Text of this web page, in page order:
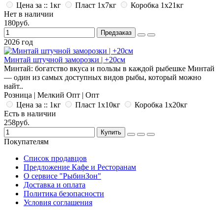
Цена за :: 1кг
Пласт 1x7кг
Коробка 1x21кг
Нет в наличии
180руб.
Предзаказ
2026 год
Минтай штучной заморозки | +20см
Минтай: богатство вкуса и пользы в каждой рыбешке Минтай
— один из самых доступных видов рыбы, который можно
найт..
Розница | Мелкий Опт | Опт
Цена за :: 1кг
Пласт 1x10кг
Коробка 1x20кг
Есть в наличии
258руб.
Купить
Покупателям
Список продавцов
Предложение Кафе и Ресторанам
О сервисе "РыбинЗон"
Доставка и оплата
Политика безопасности
Условия соглашения